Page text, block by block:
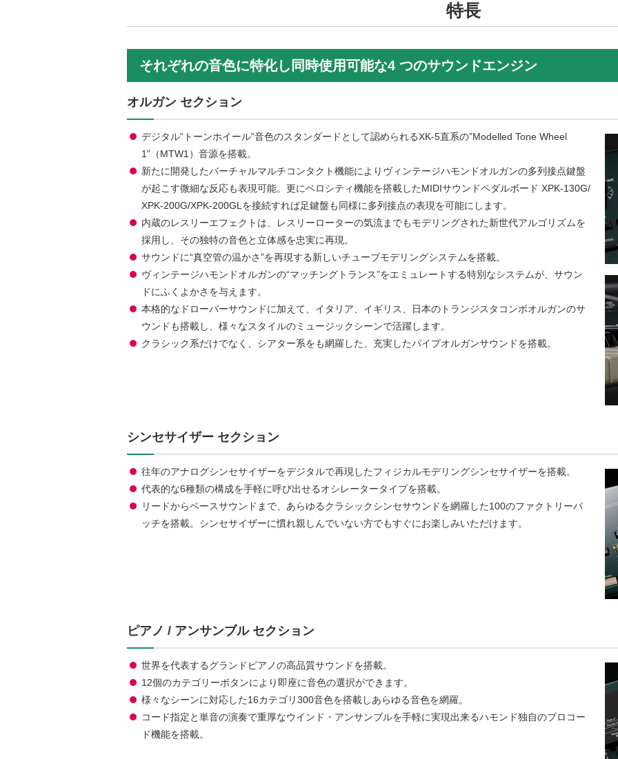
特長
それぞれの音色に特化し同時使用可能な4 つのサウンドエンジン
オルガン セクション
デジタル”トーンホイール”音色のスタンダードとして認められるXK-5直系の”Modelled Tone Wheel
1”（MTW1）音源を搭載。
新たに開発したバーチャルマルチコンタクト機能によりヴィンテージハモンドオルガンの多列接点鍵盤
が起こす微細な反応も表現可能。更にベロシティ機能を搭載したMIDIサウンドペダルボード XPK-130G/
XPK-200G/XPK-200GLを接続すれば足鍵盤も同様に多列接点の表現を可能にします。
内蔵のレスリーエフェクトは、レスリーローターの気流までもモデリングされた新世代アルゴリズムを
採用し、その独特の音色と立体感を忠実に再現。
サウンドに“真空管の温かさ”を再現する新しいチューブモデリングシステムを搭載。
ヴィンテージハモンドオルガンの“マッチングトランス”をエミュレートする特別なシステムが、サウン
ドにふくよかさを与えます。
本格的なドローバーサウンドに加えて、イタリア、イギリス、日本のトランジスタコンボオルガンのサ
ウンドも搭載し、様々なスタイルのミュージックシーンで活躍します。
クラシック系だけでなく、シアター系をも網羅した、充実したパイプオルガンサウンドを搭載。
シンセサイザー セクション
往年のアナログシンセサイザーをデジタルで再現したフィジカルモデリングシンセサイザーを搭載。
代表的な6種類の構成を手軽に呼び出せるオシレータータイプを搭載。
リードからベースサウンドまで、あらゆるクラシックシンセサウンドを網羅した100のファクトリーパ
ッチを搭載。シンセサイザーに慣れ親しんでいない方でもすぐにお楽しみいただけます。
ピアノ / アンサンブル セクション
世界を代表するグランドピアノの高品質サウンドを搭載。
12個のカテゴリーボタンにより即座に音色の選択ができます。
様々なシーンに対応した16カテゴリ300音色を搭載しあらゆる音色を網羅。
コード指定と単音の演奏で重厚なウインド・アンサンブルを手軽に実現出来るハモンド独自のプロコー
ド機能を搭載。